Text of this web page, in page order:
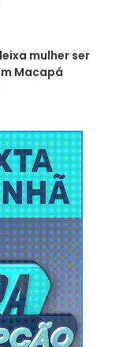
mulher ser
Macapá